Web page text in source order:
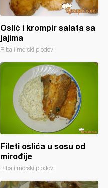
Oslić i krompir salata sa
jajima
Riba i morski plodovi
Fileti oslića u sosu od
mirođije
Riba i morski plodovi